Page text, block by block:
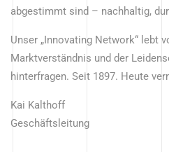
abgestimmt sind – nachhaltig,
Unser „Innovating Network“ lebt
Marktverständnis und der
hinterfragen. Seit 1897. Heute
Kai Kalthoff
Geschäftsleitung